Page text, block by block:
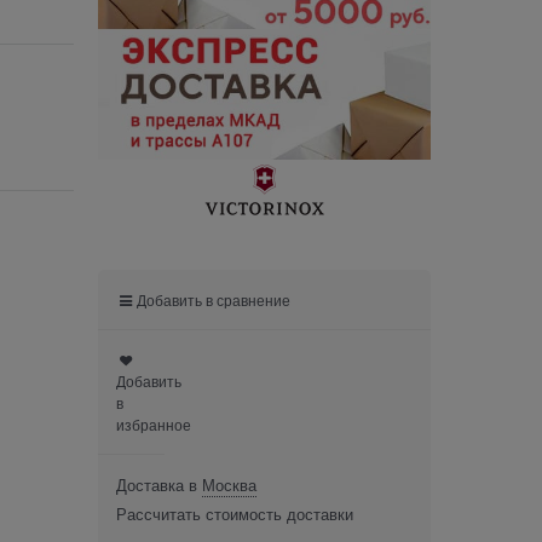
Добавить в сравнение
Добавить
в
избранное
Доставка в Москва
Рассчитать стоимость доставки